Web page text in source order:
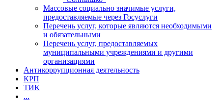
Массовые социально значимые услуги,
предоставляемые через Госуслуги
Перечень услуг, которые являются необходимыми
и обязательными
Перечень услуг, предоставляемых
муниципальными учреждениями и другими
организациями
Антикоррупционная деятельность
КРП
ТИК
...